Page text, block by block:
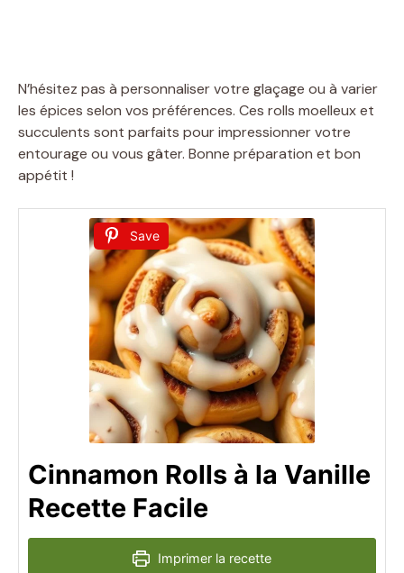
N’hésitez pas à personnaliser votre glaçage ou à varier
les épices selon vos préférences. Ces rolls moelleux et
succulents sont parfaits pour impressionner votre
entourage ou vous gâter. Bonne préparation et bon
appétit !
Save
Cinnamon Rolls à la Vanille
Recette Facile
Imprimer la recette